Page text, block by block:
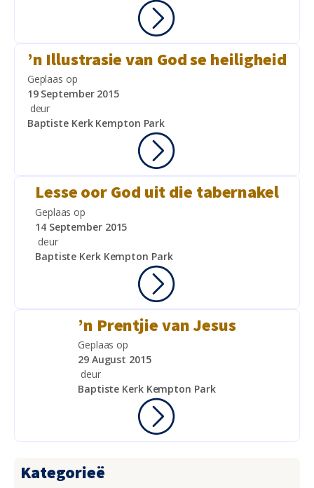
’n Illustrasie van God se heiligheid
Geplaas op
19 September 2015
deur
Baptiste Kerk Kempton Park
Lesse oor God uit die tabernakel
Geplaas op
14 September 2015
deur
Baptiste Kerk Kempton Park
’n Prentjie van Jesus
Geplaas op
29 August 2015
deur
Baptiste Kerk Kempton Park
Kategorieë